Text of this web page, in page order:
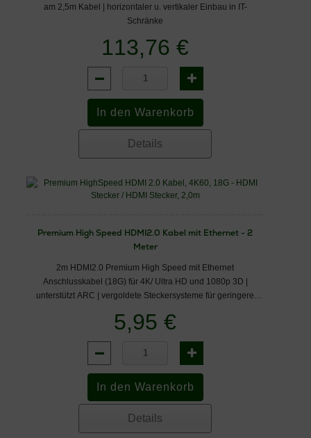
am 2,5m Kabel | horizontaler u. vertikaler Einbau in IT-
Schränke
113,76 €
Details
Premium High Speed HDMI2.0 Kabel mit Ethernet - 2
Meter
2m HDMI2.0 Premium High Speed mit Ethernet
Anschlusskabel (18G) für 4K/ Ultra HD und 1080p 3D |
unterstützt ARC | vergoldete Steckersysteme für geringere
5,95 €
Details